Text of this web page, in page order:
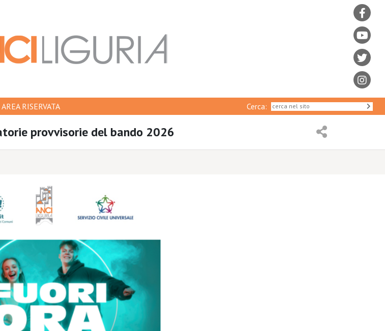
AREA RISERVATA Cerca:
provvisorie del bando 2026